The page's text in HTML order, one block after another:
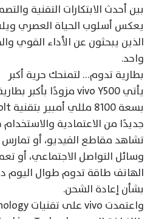
بين أحدث الابتكارات التقنية
يعكس أسلوب الحياة العصري
الذين يبحثون عن الأداء القوي
واحد.
بطارية تدوم… لتمنحك حرية أكبر
جديدًا من الاعتمادية
تشاهد مقاطع الفيديو، أو تمارس
وسائل التواصل الاجتماعي، أو
الهاتف طاقة تدوم طوال اليوم
بشأن إعادة الشحن.